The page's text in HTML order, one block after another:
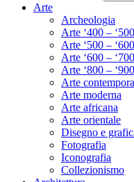
Arte
Archeologia
Arte ‘400 – ‘500
Arte ‘500 – ‘600
Arte ‘600 – ‘700
Arte ‘800 – ‘900
Arte
Arte moderna
Arte africana
Arte orientale
Disegno e
Fotografia
Iconografia
Collezionismo